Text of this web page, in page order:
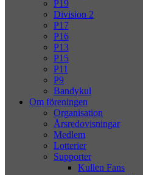
P19
Division 2
P17
P16
P13
P15
P11
P9
Bandykul
Om föreningen
Organisation
Årsredovisningar
Medlem
Lotterier
Supporter
Kullen Fans